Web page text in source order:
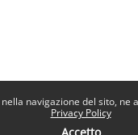
navigazione del sito, ne
Privacy Policy